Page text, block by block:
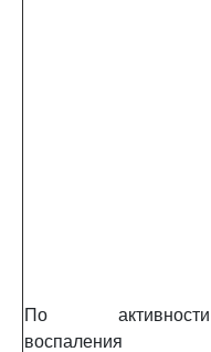
По активности
воспаления